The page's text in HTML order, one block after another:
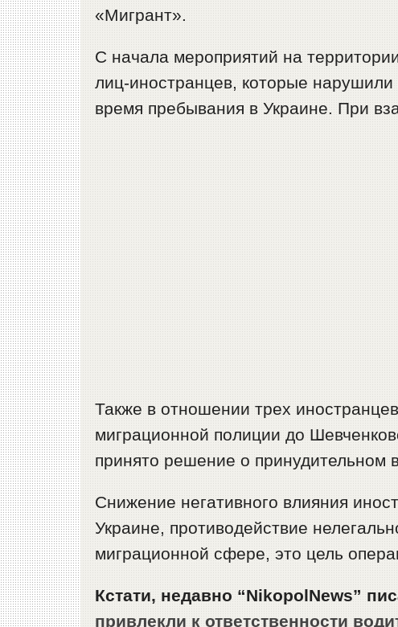
«Мигрант».
С начала мероприятий на
лиц-иностранцев, которые нарушили
время пребывания в Украине. При
Также в отношении трех
миграционной полиции до
принято решение о принудительном
Снижение негативного влияния
Украине, противодействие
миграционной сфере, это цель
Кстати, недавно “NikopolNews”
привлекли к ответственности